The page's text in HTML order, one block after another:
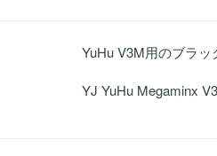
YuHu V3M用のブラッ
YJ YuHu Megaminx